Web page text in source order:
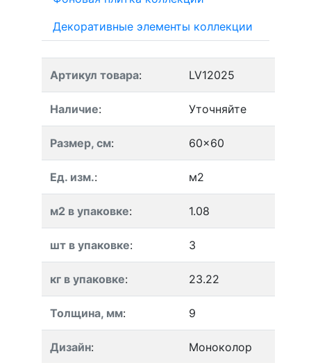
Декоративные элементы коллекции
Артикул товара: LV12025
Наличие: Уточняйте
Размер, см: 60x60
Ед. изм.: м2
м2 в упаковке: 1.08
шт в упаковке: 3
кг в упаковке: 23.22
Толщина, мм: 9
Дизайн: Моноколор